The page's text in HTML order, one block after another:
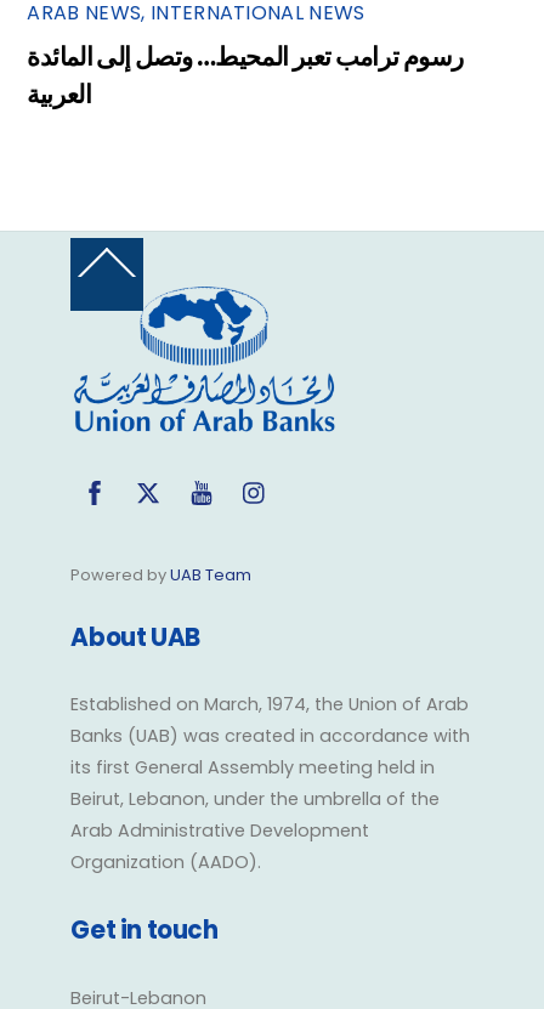
ARAB NEWS, INTERNATIONAL NEWS
رسوم ترامب تعبر المحيط… وتصل إلى المائدة
العربية
Back
Top
FacebookTwitter YouTube
Powered byUAB Team
About UAB
Established on March, 1974, the Union of Arab
Banks (UAB) was created in accordance with
its first General Assembly meeting held in
Beirut, Lebanon, under the umbrella of the
Arab Administrative Development
Organization (AADO).
Get in touch
Beirut-Lebanon